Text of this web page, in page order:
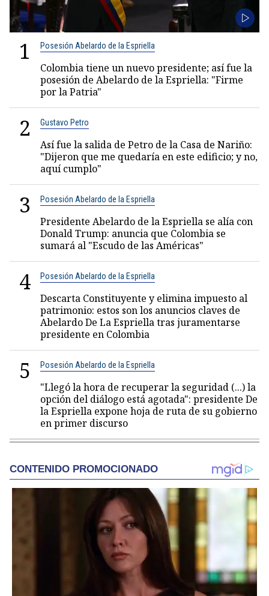
1 Posesión Abelardo de la Espriella
Colombia tiene un nuevo presidente; así fue la
posesión de Abelardo de la Espriella: "Firme
por la Patria"
2 Gustavo Petro
Así fue la salida de Petro de la Casa de Nariño:
"Dijeron que me quedaría en este edificio; y no,
aquí cumplo"
3 Posesión Abelardo de la Espriella
Presidente Abelardo de la Espriella se alía con
Donald Trump: anuncia que Colombia se
sumará al "Escudo de las Américas"
4 Posesión Abelardo de la Espriella
Descarta Constituyente y elimina impuesto al
patrimonio: estos son los anuncios claves de
Abelardo De La Espriella tras juramentarse
presidente en Colombia
5 Posesión Abelardo de la Espriella
"Llegó la hora de recuperar la seguridad (...) la
opción del diálogo está agotada": presidente De
la Espriella expone hoja de ruta de su gobierno
en primer discurso